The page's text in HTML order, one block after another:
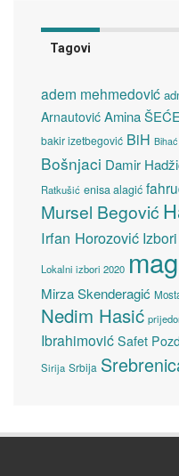
Tagovi
adem mehmedović
Arnautović Amina
bakir izetbegović BiH Bihać
Bošnjaci Damir
Ratkušić enisa alagić
Mursel Begović
Irfan Horozović Izbori
Lokalni izbori 2020
Mirza Skenderagić
Nedim Hasić
Ibrahimović Safet
Sirija Srbija